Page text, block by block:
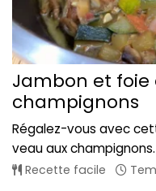
Jambon et foie
champignons
Régalez-vous avec
veau aux champignons.
Recette facile